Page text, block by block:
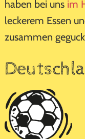
haben bei uns im
leckerem Essen
zusammen